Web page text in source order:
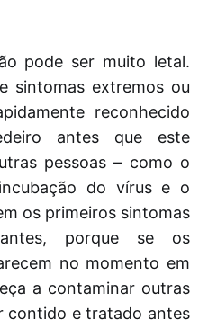
pode ser muito letal.
sintomas extremos ou
reconhecido
antes que este
pessoas – como o
do vírus e o
os primeiros sintomas
porque se os
no momento em
a contaminar outras
contido e tratado antes